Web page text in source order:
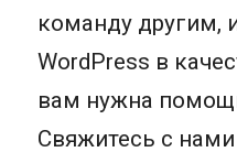
команду другим,
WordPress в
вам нужна
Свяжитесь с нами